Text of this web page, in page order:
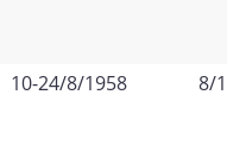
10-24/8/1958 8/